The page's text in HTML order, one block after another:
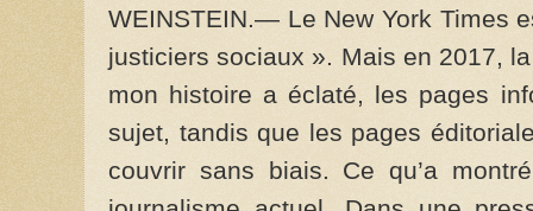
WEINSTEIN.— Le New York Times
justiciers sociaux ». Mais en 2017,
mon histoire a éclaté, les pages
sujet, tandis que les pages
couvrir sans biais. Ce qu’a